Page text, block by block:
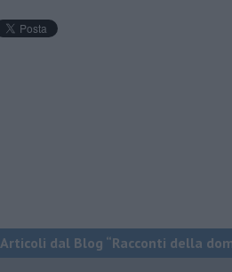
Articoli dal Blog “Racconti della